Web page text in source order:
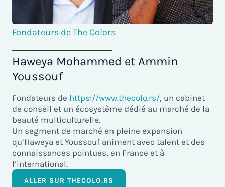
Fondateurs de The Colors
Haweya Mohammed et Ammin
Youssouf
Fondateurs de https://www.thecolo.rs/, un cabinet
de conseil et un écosystème dédié au marché de la
beauté multiculturelle.
Un segment de marché en pleine expansion
qu’Haweya et Youssouf animent avec talent et des
connaissances pointues, en France et à
l’international.
ALLER SUR THECOLO.RS